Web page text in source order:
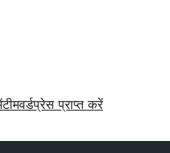
टीमवर्डप्रेस प्राप्त करें